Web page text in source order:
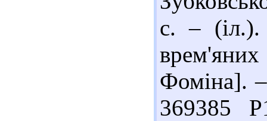
с. –
Фоміна].
369385